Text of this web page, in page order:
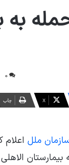
به
0
X چاپ
ملل اعلام